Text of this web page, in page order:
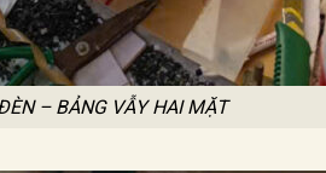
– BẢNG VẪY HAI MẶT